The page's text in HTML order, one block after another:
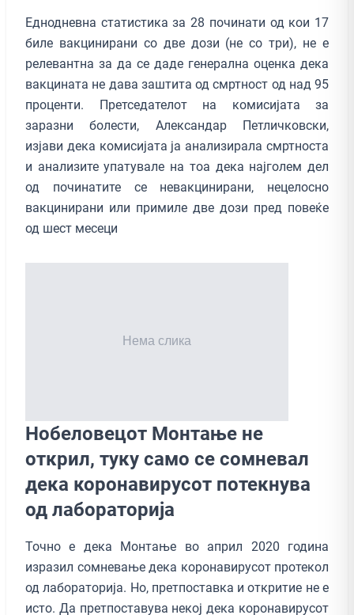
Еднодневна статистика за 28 починати од кои 17
биле вакцинирани со две дози (не со три), не е
релевантна за да се даде генерална оценка дека
вакцината не дава заштита од смртност од над 95
проценти. Претседателот на комисијата за
заразни болести, Александар Петличковски,
изјави дека комисијата ја анализирала смртноста
и анализите упатувале на тоа дека најголем дел
од починатите се невакцинирани, нецелосно
вакцинирани или примиле две дози пред повеќе
од шест месеци
Нобеловецот Монтање не
открил, туку само се сомневал
дека коронавирусот потекнува
од лабораторија
Точно е дека Монтање во април 2020 година
изразил сомневање дека коронавирусот протекол
од лабораторија. Но, претпоставка и откритие не е
исто. Да претпоставува некој дека коронавирусот